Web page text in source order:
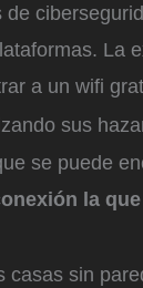
La
a un wifi
sus
se puede
la
casas sin